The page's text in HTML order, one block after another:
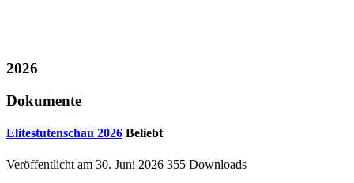
2026
Dokumente
Elitestutenschau 2026 Beliebt
Veröffentlicht am 30. Juni 2026 355 Downloads